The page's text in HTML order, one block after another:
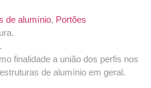
de alumínio, Portões
finalidade a união dos perfis nos
de alumínio em geral.